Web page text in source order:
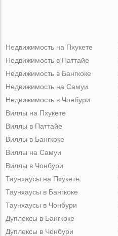
Недвижимость на Пхукете
Недвижимость в Паттайе
Недвижимость в Бангкоке
Недвижимость на Самуи
Недвижимость в Чонбури
Виллы на Пхукете
Виллы в Паттайе
Виллы в Бангкоке
Виллы на Самуи
Виллы в Чонбури
Таунхаусы на Пхукете
Таунхаусы в Бангкоке
Таунхаусы в Чонбури
Дуплексы в Бангкоке
Дуплексы в Чонбури